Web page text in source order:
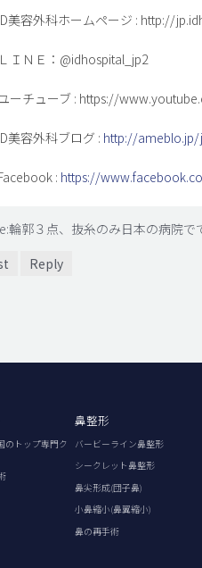
美容外科ホームページ : http://
ＬＩＮＥ：@idhospital_jp2
ーチューブ : https://
美容外科ブログ : http://
: https://
輪郭３点、抜糸のみ日本の病院で
Reply
のトップ専門ク
鼻整形
バービーライン鼻整形
シークレット鼻整形
鼻尖形成(団子鼻)
小鼻縮小(鼻翼縮小)
鼻の再手術